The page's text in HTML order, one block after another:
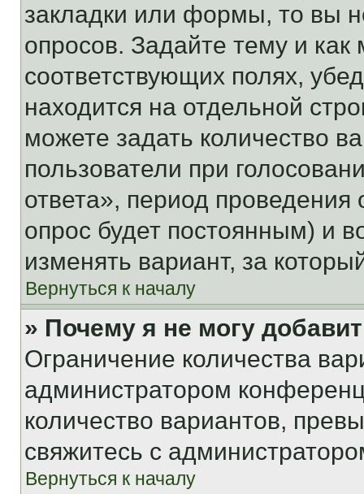
закладки или формы, то вы
опросов. Задайте тему и
соответствующих полях,
находится на отдельной
можете задать количество
пользователи при
ответа», период проведения
опрос будет постоянным) и
изменять вариант, за
Вернуться к началу
» Почему я не могу
Ограничение количества
администратором
количество вариантов,
свяжитесь с
Вернуться к началу